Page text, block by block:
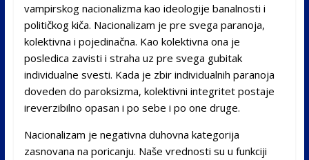
vampirskog nacionalizma kao ideologije banalnosti i
političkog kiča. Nacionalizam je pre svega paranoja,
kolektivna i pojedinačna. Kao kolektivna ona je
posledica zavisti i straha uz pre svega gubitak
individualne svesti. Kada je zbir individualnih paranoja
doveden do paroksizma, kolektivni integritet postaje
ireverzibilno opasan i po sebe i po one druge.
Nacionalizam je negativna duhovna kategorija
zasnovana na poricanju. Naše vrednosti su u funkciji